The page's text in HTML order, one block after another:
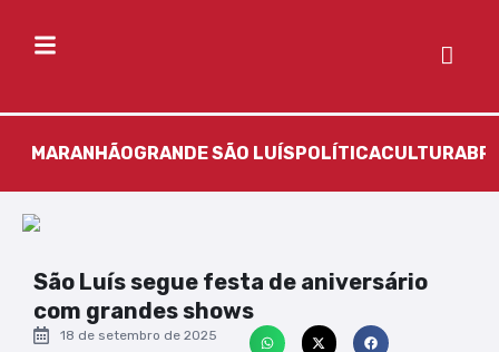
MARANHÃOGRANDE SÃO LUÍSPOLÍTICACULTURA
São Luís segue festa de aniversário
com grandes shows
18 de setembro de 2025